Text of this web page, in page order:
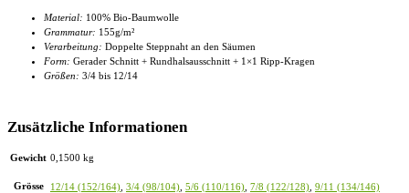
Material: 100% Bio-Baumwolle
Grammatur: 155g/m²
Verarbeitung: Doppelte Steppnaht an den Säumen
Form: Gerader Schnitt + Rundhalsausschnitt + 1×1 Ripp-Kragen
Größen: 3/4 bis 12/14
Zusätzliche Informationen
Gewicht 0,1500 kg
Grösse 12/14 (152/164) 3/4 (98/104) 5/6 (110/116) 7/8 (122/128) 9/11 (134/146)